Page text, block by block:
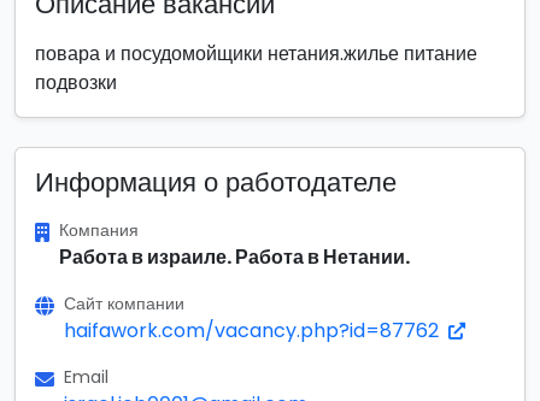
повара и посудомойщики нетания.жилье питание
подвозки
Информация о работодателе
Компания
Работа в израиле. Работа в Нетании.
Сайт компании
haifawork.com/vacancy.php?id=87762
Email